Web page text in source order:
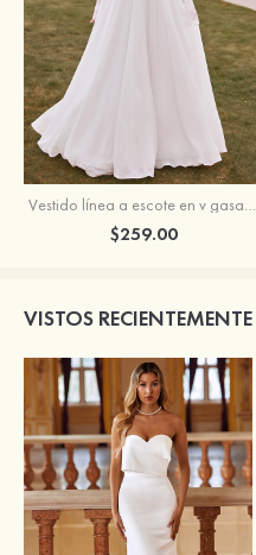
Vestido línea a escote en v gasa cola de barrido vestido de novia
$259.00
VISTOS RECIENTEMENTE